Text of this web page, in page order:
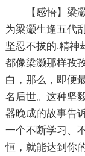
【感悟】梁
为梁灏生逢五代
坚忍不拔的.精神
都像梁灏那样孜
白，那么，即便
名后世。这种坚
器晚成的故事告
一个不断学习、
恒，就能达到你